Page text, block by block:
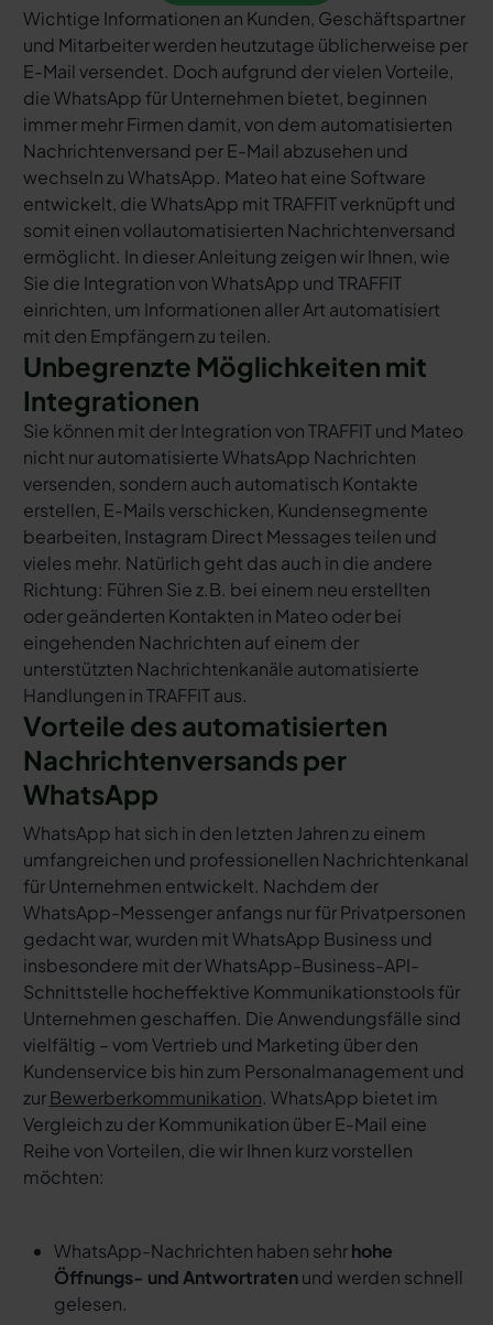
Wichtige Informationen an Kunden, Geschäftspartner
und Mitarbeiter werden heutzutage üblicherweise per
E-Mail versendet. Doch aufgrund der vielen Vorteile,
die WhatsApp für Unternehmen bietet, beginnen
immer mehr Firmen damit, von dem automatisierten
Nachrichtenversand per E-Mail abzusehen und
wechseln zu WhatsApp. Mateo hat eine Software
entwickelt, die WhatsApp mit TRAFFIT verknüpft und
somit einen vollautomatisierten Nachrichtenversand
ermöglicht. In dieser Anleitung zeigen wir Ihnen, wie
Sie die Integration von WhatsApp und TRAFFIT
einrichten, um Informationen aller Art automatisiert
mit den Empfängern zu teilen.
Unbegrenzte Möglichkeiten mit
Integrationen
Sie können mit der Integration von TRAFFIT und Mateo
nicht nur automatisierte WhatsApp Nachrichten
versenden, sondern auch automatisch Kontakte
erstellen, E-Mails verschicken, Kundensegmente
bearbeiten, Instagram Direct Messages teilen und
vieles mehr. Natürlich geht das auch in die andere
Richtung: Führen Sie z.B. bei einem neu erstellten
oder geänderten Kontakten in Mateo oder bei
eingehenden Nachrichten auf einem der
unterstützten Nachrichtenkanäle automatisierte
Handlungen in TRAFFIT aus.
Vorteile des automatisierten
Nachrichtenversands per
WhatsApp
WhatsApp hat sich in den letzten Jahren zu einem
umfangreichen und professionellen Nachrichtenkanal
für Unternehmen entwickelt. Nachdem der
WhatsApp-Messenger anfangs nur für Privatpersonen
gedacht war, wurden mit WhatsApp Business und
insbesondere mit der WhatsApp-Business-API-
Schnittstelle hocheffektive Kommunikationstools für
Unternehmen geschaffen. Die Anwendungsfälle sind
vielfältig – vom Vertrieb und Marketing über den
Kundenservice bis hin zum Personalmanagement und
zurBewerberkommunikation. WhatsApp bietet im
Vergleich zu der Kommunikation über E-Mail eine
Reihe von Vorteilen, die wir Ihnen kurz vorstellen
möchten:
WhatsApp-Nachrichten haben sehrhohe
Öffnungs- und Antwortratenund werden schnell
gelesen.